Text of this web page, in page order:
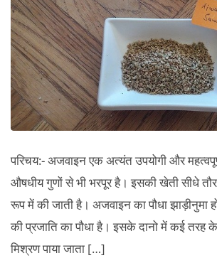
उन्नत
किस्में
एवं
व्यापारिक
लाभ।
परिचय:- अजवाइन एक अत्यंत उपयोगी और
औषधीय गुणों से भी भरपूर है। इसकी खेती सीधे
रूप में की जाती है। अजवाइन का पौधा झाड़ीनुमा
की प्रजाति का पौधा है। इसके दानो में कई तरह
मिश्रण पाया जाता […]